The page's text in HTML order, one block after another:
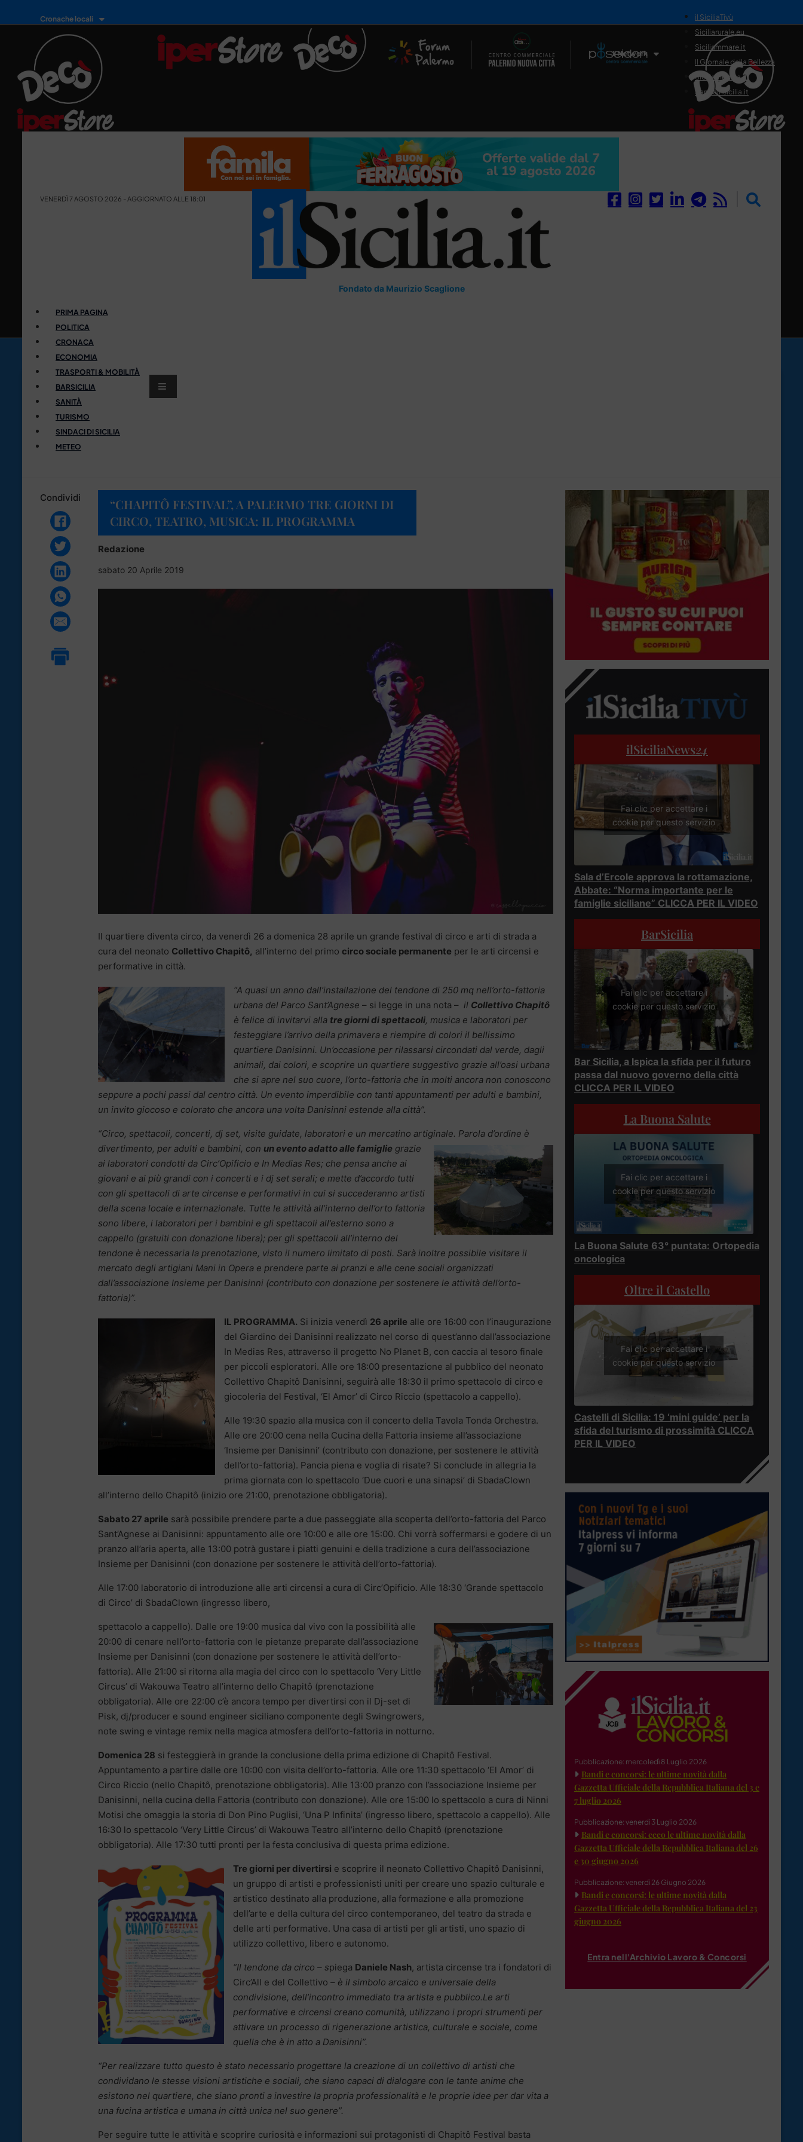
Cronache locali
Il Network
il SiciliaTivù
Siciliarurale.eu
Siciliammare.it
Il Giornale della Bellezza
Siciliamedica.it
Sanitainsicilia.it
VENERDÌ 7 AGOSTO 2026 - AGGIORNATO ALLE 18:01
Fondato da Maurizio Scaglione
PRIMA PAGINA
POLITICA
CRONACA
ECONOMIA
TRASPORTI & MOBILITÀ
BARSICILIA
SANITÀ
TURISMO
SINDACI DI SICILIA
METEO
Condividi
“CHAPITÔ FESTIVAL”, A PALERMO TRE GIORNI DI
CIRCO, TEATRO, MUSICA: IL PROGRAMMA
Redazione
sabato 20 Aprile 2019
Il quartiere diventa circo, da venerdì 26 a domenica 28 aprile un grande festival di circo e arti di strada a
cura del neonato Collettivo Chapitô, all’interno del primo circo sociale permanente per le arti circensi e
performative in città.
“A quasi un anno dall’installazione del tendone di 250 mq nell’orto-fattoria
urbana del Parco Sant’Agnese – si legge in una nota – il Collettivo Chapitô
è felice di invitarvi alla tre giorni di spettacoli, musica e laboratori per
festeggiare l’arrivo della primavera e riempire di colori il bellissimo
quartiere Danisinni. Un’occasione per rilassarsi circondati dal verde, dagli
animali, dai colori, e scoprire un quartiere suggestivo grazie all’oasi urbana
che si apre nel suo cuore, l’orto-fattoria che in molti ancora non conoscono
seppure a pochi passi dal centro città. Un evento imperdibile con tanti appuntamenti per adulti e bambini,
un invito giocoso e colorato che ancora una volta Danisinni estende alla città”.
“Circo, spettacoli, concerti, dj set, visite guidate, laboratori e un mercatino artiginale. Parola d’ordine è
divertimento, per adulti e bambini, con unevento adatto alle famiglie grazie
ai laboratori condotti da Circ’Opificio e In Medias Res; che pensa anche ai
giovani e ai più grandi con i concerti e i dj set serali; e mette d’accordo tutti
con gli spettacoli di arte circense e performativi in cui si succederanno artisti
della scena locale e internazionale. Tutte le attività all’interno dell’orto fattoria
sono libere, i laboratori per i bambini e gli spettacoli all’esterno sono a
cappello (gratuiti con donazione libera); per gli spettacoli all’interno del
tendone è necessaria la prenotazione, visto il numero limitato di posti. Sarà inoltre possibile visitare il
mercato degli artigiani Mani in Opera e prendere parte ai pranzi e alle cene sociali organizzati
dall’associazione Insieme per Danisinni (contributo con donazione per sostenere le attività dell’orto-
fattoria)”.
IL PROGRAMMA. Si inizia venerdì 26 aprile alle ore 16:00 con l’inaugurazione
del Giardino dei Danisinni realizzato nel corso di quest’anno dall’associazione
In Medias Res, attraverso il progetto No Planet B, con caccia al tesoro finale
per piccoli esploratori. Alle ore 18:00 presentazione al pubblico del neonato
Collettivo Chapitô Danisinni, seguirà alle 18:30 il primo spettacolo di circo e
giocoleria del Festival, ‘El Amor’ di Circo Riccio (spettacolo a cappello).
Alle 19:30 spazio alla musica con il concerto della Tavola Tonda Orchestra.
Alle ore 20:00 cena nella Cucina della Fattoria insieme all’associazione
‘Insieme per Danisinni’ (contributo con donazione, per sostenere le attività
dell’orto-fattoria). Pancia piena e voglia di risate? Si conclude in allegria la
prima giornata con lo spettacolo ‘Due cuori e una sinapsi’ di SbadaClown
all’interno dello Chapitô (inizio ore 21:00, prenotazione obbligatoria).
Sabato 27 aprile sarà possibile prendere parte a due passeggiate alla scoperta dell’orto-fattoria del Parco
Sant’Agnese ai Danisinni: appuntamento alle ore 10:00 e alle ore 15:00. Chi vorrà soffermarsi e godere di un
pranzo all’aria aperta, alle 13:00 potrà gustare i piatti genuini e della tradizione a cura dell’associazione
Insieme per Danisinni (con donazione per sostenere le attività dell’orto-fattoria).
Alle 17:00 laboratorio di introduzione alle arti circensi a cura di Circ’Opificio. Alle 18:30 ‘Grande spettacolo
di Circo’ di SbadaClown (ingresso libero,
spettacolo a cappello). Dalle ore 19:00 musica dal vivo con la possibilità alle
20:00 di cenare nell’orto-fattoria con le pietanze preparate dall’associazione
Insieme per Danisinni (con donazione per sostenere le attività dell’orto-
fattoria). Alle 21:00 si ritorna alla magia del circo con lo spettacolo ‘Very Little
Circus’ di Wakouwa Teatro all’interno dello Chapitô (prenotazione
obbligatoria). Alle ore 22:00 c’è ancora tempo per divertirsi con il Dj-set di
Pisk, dj/producer e sound engineer siciliano componente degli Swingrowers,
note swing e vintage remix nella magica atmosfera dell’orto-fattoria in notturno.
Domenica 28 si festeggierà in grande la conclusione della prima edizione di Chapitô Festival.
Appuntamento a partire dalle ore 10:00 con visita dell’orto-fattoria. Alle ore 11:30 spettacolo ‘El Amor’ di
Circo Riccio (nello Chapitô, prenotazione obbligatoria). Alle 13:00 pranzo con l’associazione Insieme per
Danisinni, nella cucina della Fattoria (contributo con donazione). Alle ore 15:00 lo spettacolo a cura di Ninni
Motisi che omaggia la storia di Don Pino Puglisi, ‘Una P Infinita’ (ingresso libero, spettacolo a cappello). Alle
16:30 lo spettacolo ‘Very Little Circus’ di Wakouwa Teatro all’interno dello Chapitô (prenotazione
obbligatoria). Alle 17:30 tutti pronti per la festa conclusiva di questa prima edizione.
Tre giorni per divertirsi e scoprire il neonato Collettivo Chapitô Danisinni,
un gruppo di artisti e professionisti uniti per creare uno spazio culturale e
artistico destinato alla produzione, alla formazione e alla promozione
dell’arte e della cultura del circo contemporaneo, del teatro da strada e
delle arti performative. Una casa di artisti per gli artisti, uno spazio di
utilizzo collettivo, libero e autonomo.
“Il tendone da circo – spiega Daniele Nash, artista circense tra i fondatori di
Circ’All e del Collettivo – è il simbolo arcaico e universale della
condivisione, dell’incontro immediato tra artista e pubblico.L e arti
performative e circensi creano comunità, utilizzano i propri strumenti per
attivare un processo di rigenerazione artistica, culturale e sociale, come
quella che è in atto a Danisinni”.
“Per realizzare tutto questo è stato necessario progettare la creazione di un collettivo di artisti che
condividano le stesse visioni artistiche e sociali, che siano capaci di dialogare con le tante anime che
esistono nel quartiere, che siano pronti a investire la propria professionalità e le proprie idee per dar vita a
una fucina artistica e umana in città unica nel suo genere”.
Per seguire tutte le attività e scoprire curiosità e informazioni sui protagonisti di Chapitô Festival basta
ilSiciliaNews24
Fai clic per accettare i
cookie per questo servizio
Sala d’Ercole approva la rottamazione,
Abbate: “Norma importante per le
famiglie siciliane” CLICCA PER IL VIDEO
BarSicilia
Fai clic per accettare i
cookie per questo servizio
Bar Sicilia, a Ispica la sfida per il futuro
passa dal nuovo governo della città
CLICCA PER IL VIDEO
La Buona Salute
Fai clic per accettare i
cookie per questo servizio
La Buona Salute 63° puntata: Ortopedia
oncologica
Oltre il Castello
Fai clic per accettare i
cookie per questo servizio
Castelli di Sicilia: 19 ‘mini guide’ per la
sfida del turismo di prossimità CLICCA
PER IL VIDEO
Pubblicazione: mercoledì 8 Luglio 2026
Bandi e concorsi: le ultime novità dalla
Gazzetta Ufficiale della Repubblica Italiana del 3 e
7 luglio 2026
Pubblicazione: venerdì 3 Luglio 2026
Bandi e concorsi: ecco le ultime novità dalla
Gazzetta Ufficiale della Repubblica Italiana del 26
e 30 giugno 2026
Pubblicazione: venerdì 26 Giugno 2026
Bandi e concorsi: le ultime novità dalla
Gazzetta Ufficiale della Repubblica Italiana del 23
giugno 2026
Entra nell'Archivio Lavoro & Concorsi